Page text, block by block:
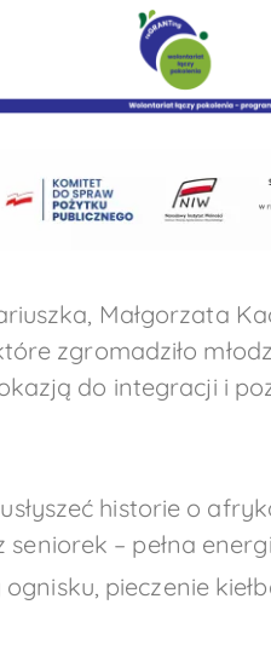
Małgorzata
zgromadziło
do integracji i
historie o
– pełna
pieczenie